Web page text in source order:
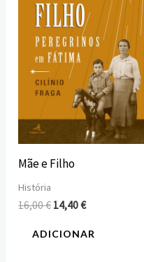
Mãe e Filho
História
16,00€
16,00 €.
14,40€
14,40 €.
ADICIONAR